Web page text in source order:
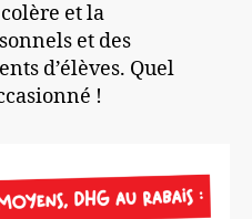
et la
et des
d’élèves. Quel
!